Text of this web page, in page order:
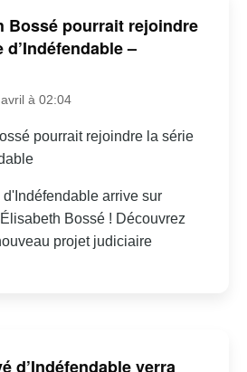
Bossé pourrait rejoindre
–
à 02:04
pourrait rejoindre la série
arrive sur
Bossé ! Découvrez
projet judiciaire
d’Indéfendable verra